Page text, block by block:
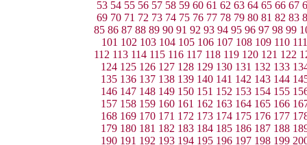
53 54 55 56 57 58 59 60 61 62 63 64 65 66 67
69 70 71 72 73 74 75 76 77 78 79 80 81 82 83
85 86 87 88 89 90 91 92 93 94 95 96 97 98 99
101 102 103 104 105 106 107 108 109 110 111
112 113 114 115 116 117 118 119 120 121 122
124 125 126 127 128 129 130 131 132 133
135 136 137 138 139 140 141 142 143 144
146 147 148 149 150 151 152 153 154 155
157 158 159 160 161 162 163 164 165 166
168 169 170 171 172 173 174 175 176 177
179 180 181 182 183 184 185 186 187 188
190 191 192 193 194 195 196 197 198 199